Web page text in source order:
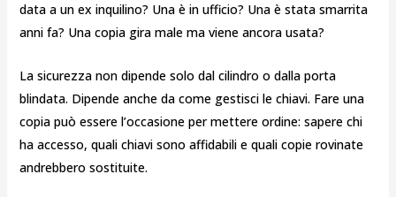
data a un ex inquilino? Una è in ufficio? Una è stata smarrita
anni fa? Una copia gira male ma viene ancora usata?
La sicurezza non dipende solo dal cilindro o dalla porta
blindata. Dipende anche da come gestisci le chiavi. Fare una
copia può essere l’occasione per mettere ordine: sapere chi
ha accesso, quali chiavi sono affidabili e quali copie rovinate
andrebbero sostituite.